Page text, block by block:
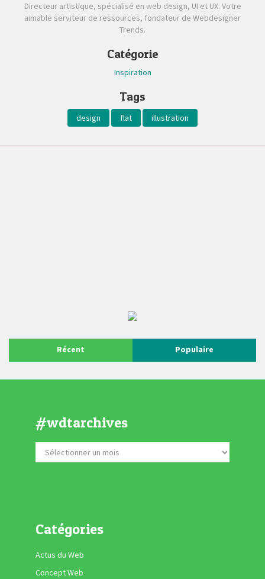
Directeur artistique, spécialisé en web design, UI et UX. Votre
aimable serviteur de ressources, fondateur de Webdesigner
Trends.
Catégorie
Inspiration
Tags
design flat illustration
Récent Populaire
#wdtarchives
Catégories
Actus du Web
Concept Web